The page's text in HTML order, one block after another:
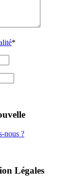
*
nous ?
Légales